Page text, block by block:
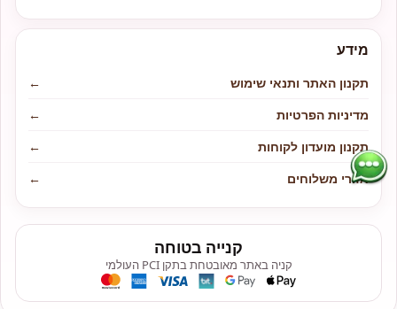
מידע
תקנון האתר ותנאי שימוש
←
מדיניות הפרטיות
←
תקנון מועדון לקוחות
←
אזורי משלוחים
←
קנייה בטוחה
קניה באתר מאובטחת בתקן PCI העולמי